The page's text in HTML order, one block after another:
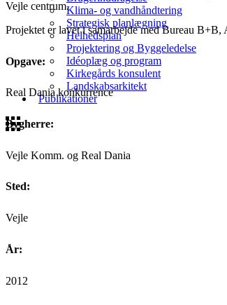
Klima- og vandhåndtering
Strategisk planlægning
Helhedsplan
Projektering og Byggeledelse
Idéoplæg og program
Kirkegårds konsulent
Landskabsarkitekt
Publikationer
Vejle centrum.
Projektet er lavet i samarbejde med Bureau
Opgave:
Real Dania konkurrence
Bygherre:
Vejle Komm. og Real Dania
Sted:
Vejle
År:
2012